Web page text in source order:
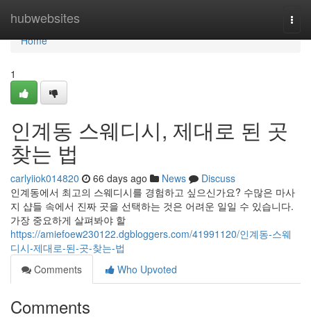
hubwebsites
Home
Home
1
인계동 스웨디시, 제대로 된 곳
찾는 법
carlyiiok014820 66 days ago News
Discuss
인계동에서 최고의 스웨디시를 경험하고 싶으신가요? 수많은 마사
지 샵들 속에서 진짜 곳을 선택하는 것은 어려운 일일 수 있습니다.
가장 중요하게 살펴봐야 할
https://amiefoew230122.dgbloggers.com/41991120/인계동-스웨
디시-제대로-된-곳-찾는-법
Comments
Who Upvoted
Comments